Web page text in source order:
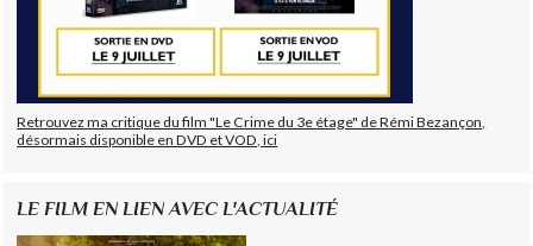
Retrouvez ma critique du film "Le Crime du 3e étage" de Rémi Bezançon,
désormais disponible en DVD et VOD, ici
LE FILM EN LIEN AVEC L'ACTUALITÉ